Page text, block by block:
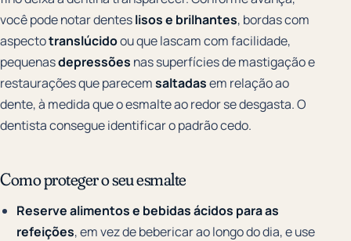
você pode notar denteslisos e brilhantes, bordas com
aspectotranslúcidoou que lascam com facilidade,
pequenasdepressões nas superfícies de mastigação e
restaurações que parecemsaltadasem relação ao
dente, à medida que o esmalte ao redor se desgasta. O
dentista consegue identificar o padrão cedo.
Como proteger o seu esmalte
Reserve alimentos e bebidas ácidos para as
refeições, em vez de bebericar ao longo do dia, e use